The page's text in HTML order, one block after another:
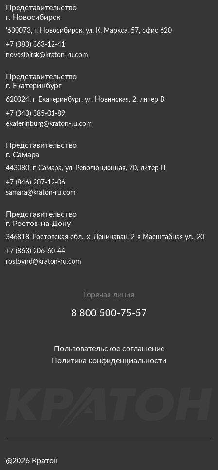
Представительство
г. Новосибирск
'630073, г. Новосибирск, ул. К. Маркса, 57, офис 620
+7 (383) 363-12-41
novosibirsk@kraton-ru.com
Представительство
г. Екатеринбург
620024, г. Екатеринбург, ул. Новинская, 2, литер В
+7 (343) 385-01-89
ekaterinburg@kraton-ru.com
Представительство
г. Самара
443080, г. Самара, ул. Революционная, 70, литер П
+7 (846) 207-12-06
samara@kraton-ru.com
Представительство
г. Ростов-на-Дону
346818, Ростовская обл., х. Ленинаван, 2-я Масштабная ул., 20
+7 (863) 206-60-44
rostovnd@kraton-ru.com
Горячая линия
8 800 500-75-57
Пользовательское соглашение
Политика конфиденциальности
@2026 Кратон